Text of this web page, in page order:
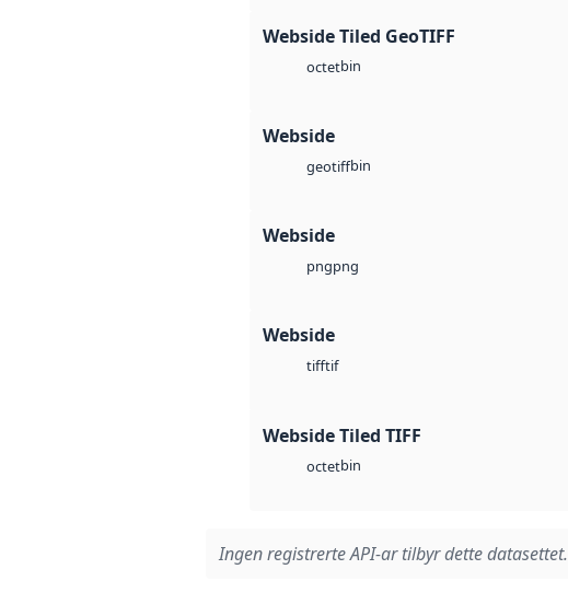
Webside Tiled GeoTIFF
octetbin
Webside
geotiffbin
Webside
pngpng
Webside
tifftif
Webside Tiled TIFF
octetbin
Ingen registrerte API-ar tilbyr dette datasettet.